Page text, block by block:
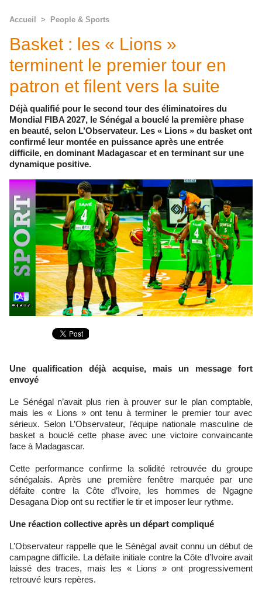
Accueil > People & Sports
Basket : les « Lions »
terminent le premier tour en
patron et filent vers la suite
Déjà qualifié pour le second tour des éliminatoires du
Mondial FIBA 2027, le Sénégal a bouclé la première phase
en beauté, selon L’Observateur. Les « Lions » du basket ont
confirmé leur montée en puissance après une entrée
difficile, en dominant Madagascar et en terminant sur une
dynamique positive.
Une qualification déjà acquise, mais un message fort
envoyé
Le Sénégal n’avait plus rien à prouver sur le plan comptable,
mais les « Lions » ont tenu à terminer le premier tour avec
sérieux. Selon L’Observateur, l’équipe nationale masculine de
basket a bouclé cette phase avec une victoire convaincante
face à Madagascar.
Cette performance confirme la solidité retrouvée du groupe
sénégalais. Après une première fenêtre marquée par une
défaite contre la Côte d’Ivoire, les hommes de Ngagne
Desagana Diop ont su rectifier le tir et imposer leur rythme.
Une réaction collective après un départ compliqué
L’Observateur rappelle que le Sénégal avait connu un début de
campagne difficile. La défaite initiale contre la Côte d’Ivoire avait
laissé des traces, mais les « Lions » ont progressivement
retrouvé leurs repères.